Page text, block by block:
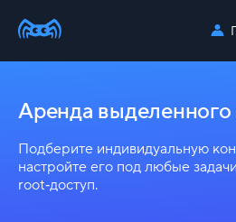
Аренда выделенного
Подберите индивидуальную
настройте его под любые
root‑доступ.